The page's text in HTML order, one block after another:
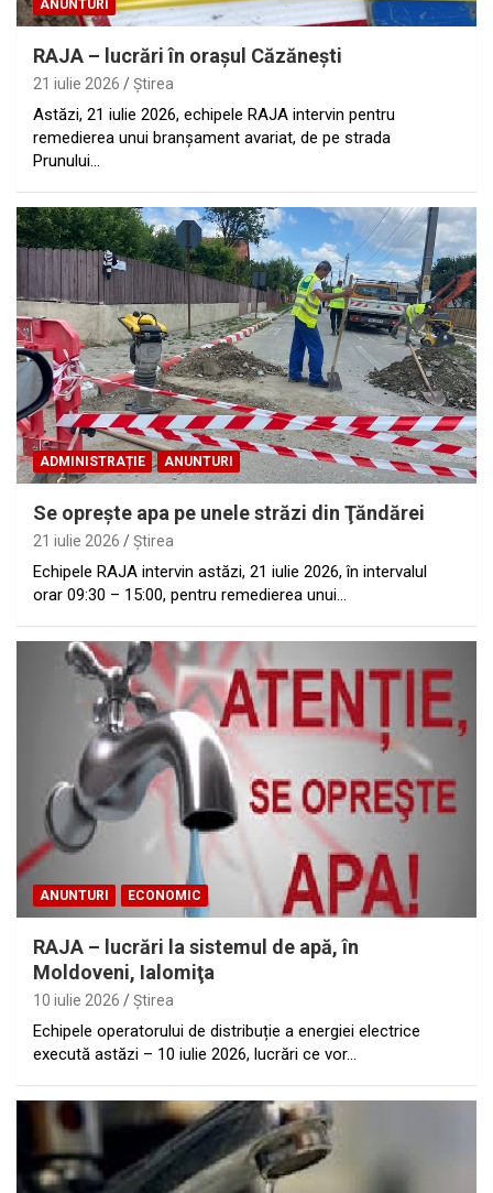
ANUNTURI
RAJA – lucrări în oraşul Căzăneşti
21 iulie 2026 Ştirea
Astăzi, 21 iulie 2026, echipele RAJA intervin pentru
remedierea unui branșament avariat, de pe strada
Prunului…
ADMINISTRAȚIE ANUNTURI
Se opreşte apa pe unele străzi din Ţăndărei
21 iulie 2026 Ştirea
Echipele RAJA intervin astăzi, 21 iulie 2026, în intervalul
orar 09:30 – 15:00, pentru remedierea unui…
ANUNTURI ECONOMIC
RAJA – lucrări la sistemul de apă, în
Moldoveni, Ialomiţa
10 iulie 2026 Ştirea
Echipele operatorului de distribuție a energiei electrice
execută astăzi – 10 iulie 2026, lucrări ce vor…